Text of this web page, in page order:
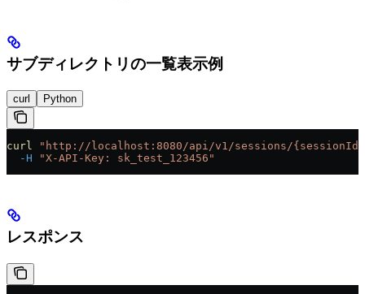
サブディレクトリの一覧表示例
curl Python
curl "http://localhost:8080/api/v1/sessions/
  -H
"X-API-Key: sk_test_123456"
レスポンス